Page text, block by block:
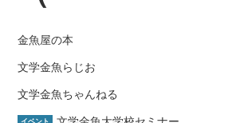
金魚屋の本
文学金魚らじお
文学金魚ちゃんねる